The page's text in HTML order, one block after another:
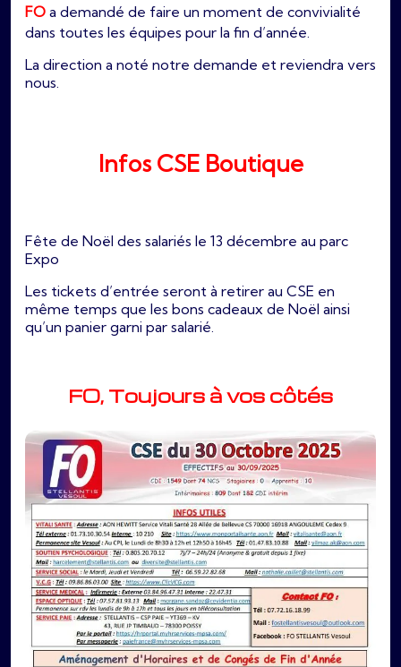
FO a demandé de faire un moment de convivialité
dans toutes les équipes pour la fin d’année.
La direction a noté notre demande et reviendra vers
nous.
Infos CSE Boutique
Fête de Noël des salariés le 13 décembre au parc
Expo
Les tickets d’entrée seront à retirer au CSE en
même temps que les bons cadeaux de Noël ainsi
qu’un panier garni par salarié.
FO, Toujours à vos côtés